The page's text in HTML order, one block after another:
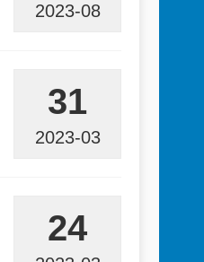
2023-08
31
2023-03
24